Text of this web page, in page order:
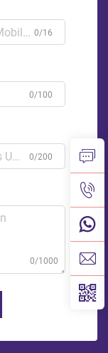
0/16
0/100
0/200
0/1000